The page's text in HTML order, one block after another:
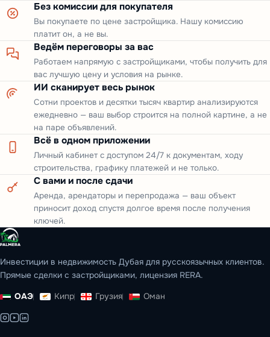
Без комиссии для покупателя
Вы покупаете по цене застройщика. Нашу комиссию
платит он, а не вы.
Ведём переговоры за вас
Работаем напрямую с застройщиками, чтобы получить для
вас лучшую цену и условия на рынке.
ИИ сканирует весь рынок
Сотни проектов и десятки тысяч квартир анализируются
ежедневно — ваш выбор строится на полной картине, а не
на паре объявлений.
Всё в одном приложении
Личный кабинет с доступом 24/7 к документам, ходу
строительства, графику платежей и не только.
С вами и после сдачи
Аренда, арендаторы и перепродажа — ваш объект
приносит доход спустя долгое время после получения
ключей.
Инвестиции в недвижимость Дубая для русскоязычных клиентов.
Прямые сделки с застройщиками, лицензия RERA.
ОАЭ Кипр Грузия Оман